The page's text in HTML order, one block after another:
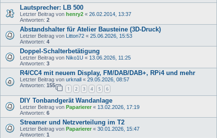
Lautsprecher: LB 500
Letzter Beitrag von henry2 « 26.02.2014, 13:37
Antworten: 2
Abstandshalter für Atelier Bausteine (3D-Druck)
Letzter Beitrag von Litton72 « 25.06.2026, 15:53
Antworten: 4
Doppel-Schalterbetätigung
Letzter Beitrag von Niko1U « 13.06.2026, 11:25
Antworten: 3
R4/CC4 mit neuem Display, FM/DAB/DAB+, RPi4 und mehr
Letzter Beitrag von urknall « 29.05.2026, 08:57
Antworten: 155
1 2 3 4 5 6
DIY Tonbandgerät Wandanlage
Letzter Beitrag von Paparierer « 13.02.2026, 17:19
Antworten: 6
Streamer und Netzverteilung im T2
Letzter Beitrag von Paparierer « 30.01.2026, 15:47
Antworten: 1